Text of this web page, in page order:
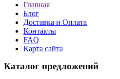
Главная
Блог
Доставка и Оплата
Контакты
FAQ
Карта сайта
Каталог предложений